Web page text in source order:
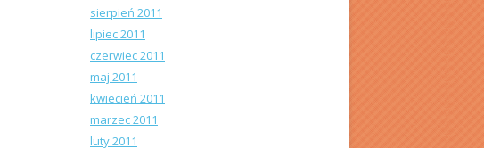
sierpień 2011
lipiec 2011
czerwiec 2011
maj 2011
kwiecień 2011
marzec 2011
luty 2011